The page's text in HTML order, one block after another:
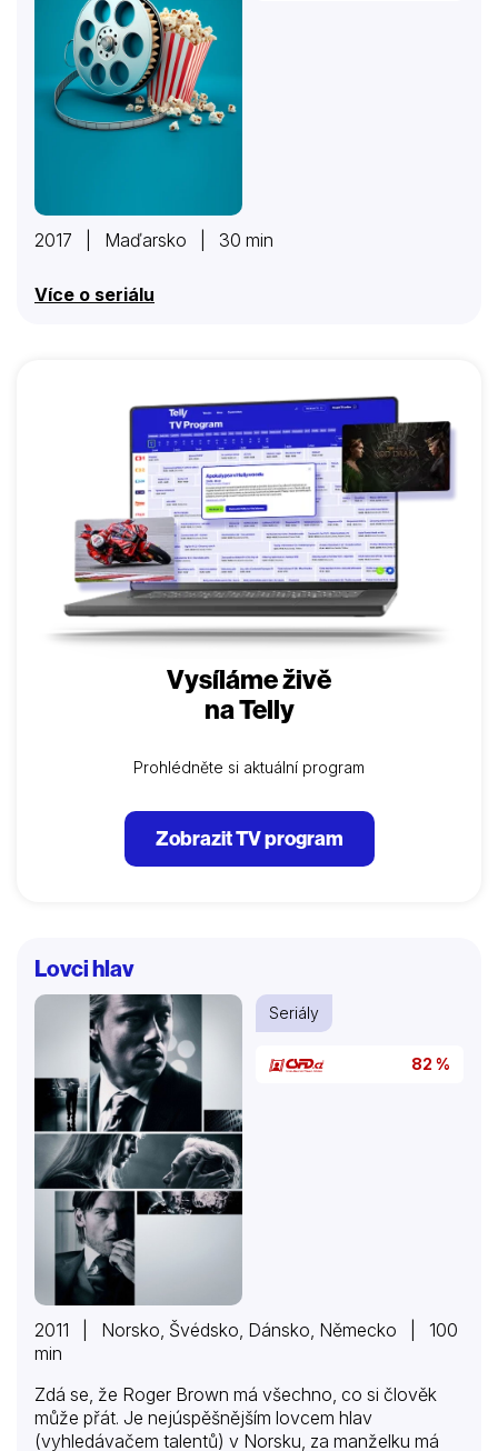
2017 | Maďarsko | 30 min
Více o seriálu
Vysíláme živě
na Telly
Prohlédněte si aktuální program
Zobrazit TV program
Lovci hlav
Seriály
82 %
2011 | Norsko, Švédsko, Dánsko, Německo | 100
min
Zdá se, že Roger Brown má všechno, co si člověk
může přát. Je nejúspěšnějším lovcem hlav
(vyhledávačem talentů) v Norsku, za manželku má